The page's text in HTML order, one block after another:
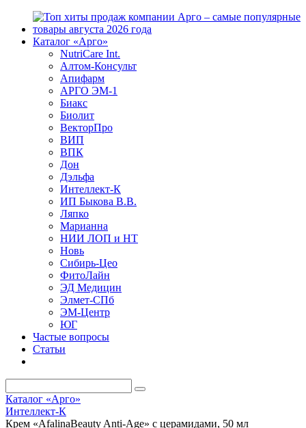
Каталог «Арго»
NutriCare Int.
Алтом-Консульт
Апифарм
АРГО ЭМ-1
Биакс
Биолит
ВекторПро
ВИП
ВПК
Дон
Дэльфа
Интеллект-К
ИП Быкова В.В.
Ляпко
Марианна
НИИ ЛОП и НТ
Новь
Сибирь-Цео
ФитоЛайн
ЭД Медицин
Элмет-СПб
ЭМ-Центр
ЮГ
Частые вопросы
Статьи
Каталог «Арго»
Интеллект-К
Крем «AfalinaBeauty Anti-Age» с церамидами, 50 мл